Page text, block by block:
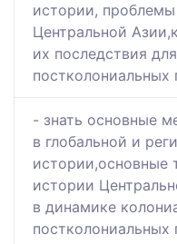
истории,
Центральной
их последствия
постколониальных
- знать основные
в глобальной и
истории,основные
истории
в динамике
постколониальных